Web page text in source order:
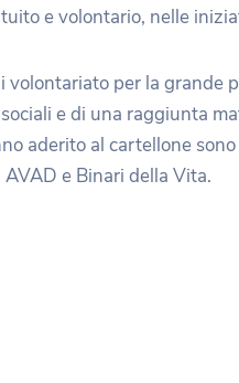
e volontario, nelle
per la grande
e di una raggiunta
aderito al cartellone
AVAD e Binari della Vita.